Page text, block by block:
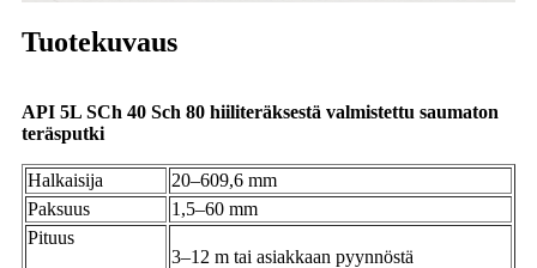
Tuotekuvaus
API 5L SCh 40 Sch 80 hiiliteräksestä valmistettu saumaton
teräsputki
Halkaisija
20–609,6 mm
Paksuus
1,5–60 mm
Pituus
3–12 m tai asiakkaan pyynnöstä